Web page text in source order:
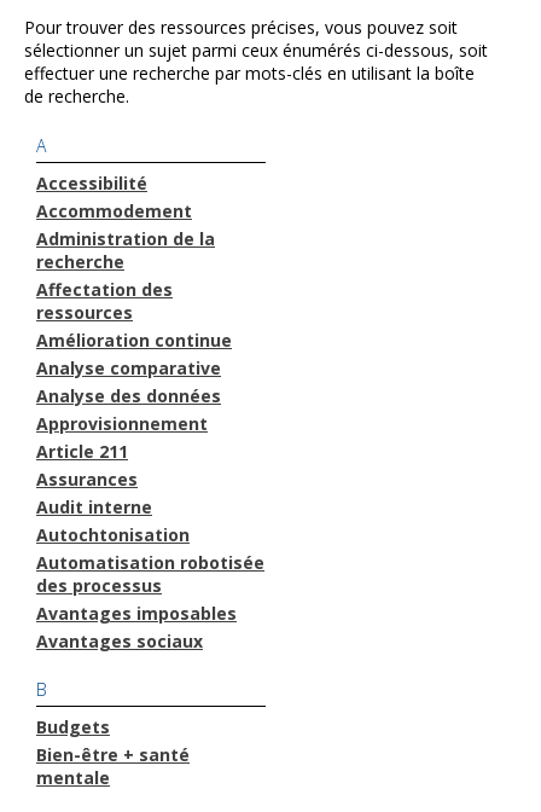
Pour trouver des ressources précises, vous pouvez soit
sélectionner un sujet parmi ceux énumérés ci-dessous, soit
effectuer une recherche par mots-clés en utilisant la boîte
de recherche.
A
Accessibilité
Accommodement
Administration de la
recherche
Affectation des
ressources
Amélioration continue
Analyse comparative
Analyse des données
Approvisionnement
Article 211
Assurances
Audit interne
Autochtonisation
Automatisation robotisée
des processus
Avantages imposables
Avantages sociaux
B
Budgets
Bien-être + santé
mentale